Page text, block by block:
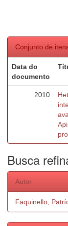
Conjunto de
Data do
documento
2010
Busca
Autor
Faquinello,